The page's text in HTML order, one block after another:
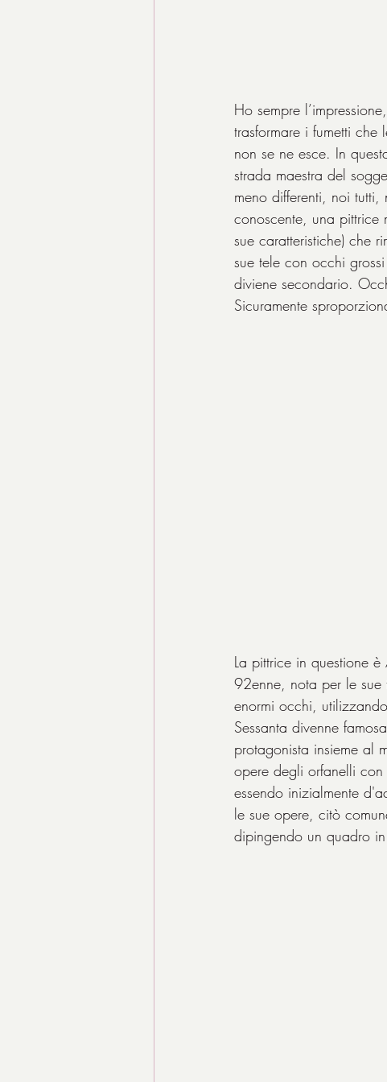
Ho sempre
trasformare i fumetti
non se ne esce. In
strada maestra del
meno differenti, noi
conoscente, una
sue caratteristiche) che
sue tele con occhi
diviene secondario.
Sicuramente
La pittrice in questione è
92enne, nota per le sue
enormi occhi,
Sessanta divenne
protagonista insieme al
opere degli orfanelli
essendo inizialmente
le sue opere, citò
dipingendo un quadro